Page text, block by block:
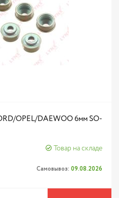
OPEL/DAEWOO 6мм SO-
Товар на складе
Самовывоз: 09.08.2026